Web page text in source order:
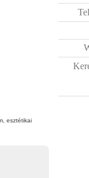
esztétikai